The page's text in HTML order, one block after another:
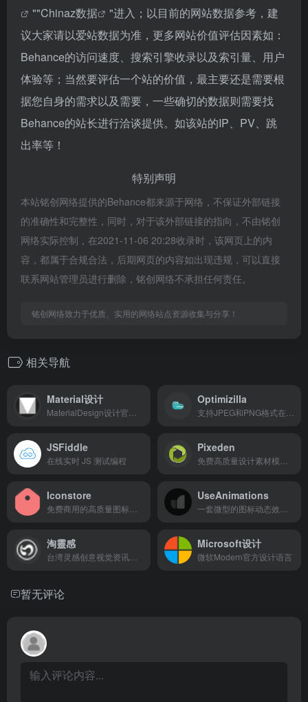
""Chinaz数据
"进入；以目前的网站数据参考，建
议大家请以爱站数据为准，更多网站价值评估因素如：
Behance的访问速度、搜索引擎收录以及索引量、用户
体验等；当然要评估一个站的价值，最主要还是需要根
据您自身的需求以及需要，一些确切的数据则需要找
Behance的站长进行洽谈提供。如该站的IP、PV、跳
出率等！
特别声明
本站铭创网络提供的Behance都来源于网络，不保证外部链接
的准确性和完整性，同时，对于该外部链接的指向，不由铭创
网络实际控制，在2021-11-06 20:28收录时，该网页上的内
容，都属于合规合法，后期网页的内容如出现违规，可以直接
联系网站管理员进行删除，铭创网络不承担任何责任。
铭创网络致力于优质、实用的网络站点资源收集与分享！
相关导航
Material设计
MaterialDesign设计官方指南
Optimizilla
支持JPEG和PNG格式在线压缩工具
JSFiddle
在线实时 JS 测试编程
Pixeden
免费高质量设计素材模板分享
Iconstore
免费商用的高质量图标素材站
UseAnimations
一套微型的图标动态效果库
淘靈感
台湾灵感创意视觉资讯收集网
Microsoft设计
微软Modern官方设计语言
暂无评论